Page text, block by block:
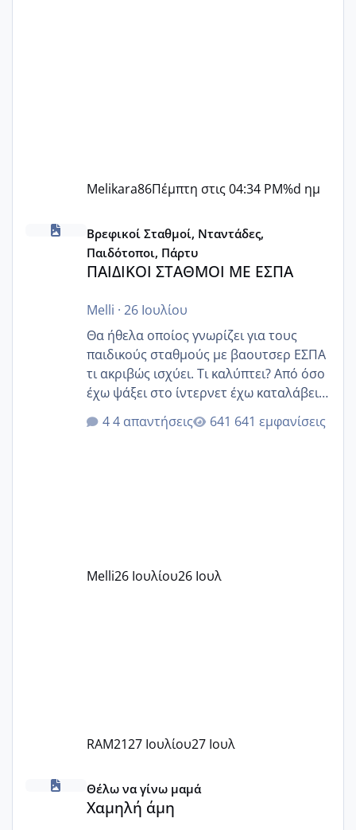
Melikara86Πέμπτη στις 04:34 PM%d ημ
ΠΑΙΔΙΚΟΙ ΣΤΑΘΜΟΙ ΜΕ ΕΣΠΑ
Βρεφικοί Σταθμοί, Νταντάδες,
Παιδότοποι, Πάρτυ
ΠΑΙΔΙΚΟΙ ΣΤΑΘΜΟΙ ΜΕ ΕΣΠΑ
Melli · 26 Ιουλίου
Θα ήθελα οποίος γνωρίζει για τους
παιδικούς σταθμούς με βαουτσερ ΕΣΠΑ
τι ακριβώς ισχύει. Τι καλύπτει? Από όσο
έχω ψάξει στο ίντερνετ έχω καταλάβει
ότι το βαουτσερ καλύπτει όλα τα
δίδακτρα και τα τροφεια του ιδιωτικού
Εγώ πήγα σε έναν ιδιωτικό παιδικό στ
4 απαντήσεις 641 εμφανίσεις
Melli26 Ιουλίου26 Ιουλ
RAM2127 Ιουλίου27 Ιουλ
Χαμηλή άμη
Θέλω να γίνω μαμά
Χαμηλή άμη